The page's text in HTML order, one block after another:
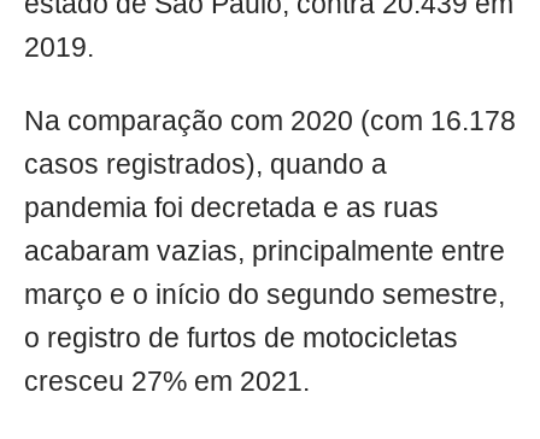
2019.
Na comparação com 2020 (com 16.178
casos registrados), quando a
pandemia foi decretada e as ruas
acabaram vazias, principalmente entre
março e o início do segundo semestre,
o registro de furtos de motocicletas
cresceu 27% em 2021.